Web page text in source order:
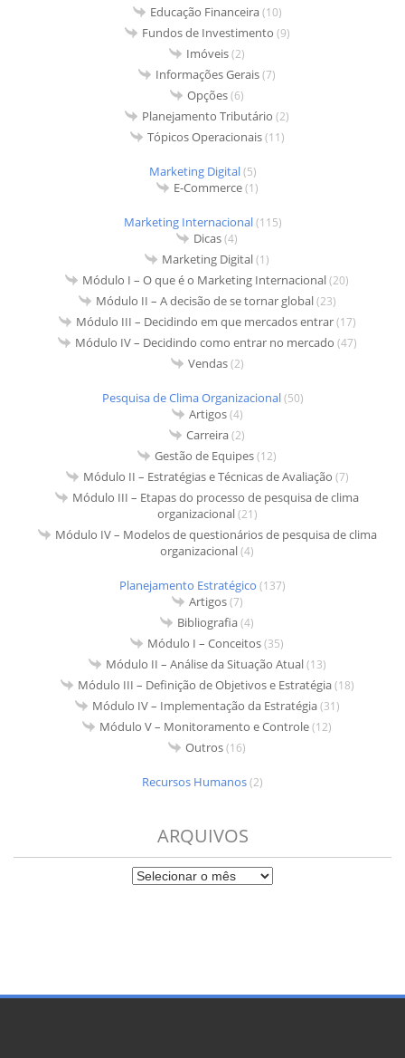
Educação Financeira(10)
Fundos de Investimento (9)
Imóveis(2)
Informações Gerais(7)
Opções(6)
Planejamento Tributário (2)
Tópicos Operacionais(11)
Marketing Digital(5)
E-Commerce(1)
Marketing Internacional(115)
Dicas(4)
Marketing Digital(1)
Módulo I – O que é o Marketing Internacional(20)
Módulo II – A decisão de se tornar global(23)
Módulo III – Decidindo em que mercados entrar(17)
Módulo IV – Decidindo como entrar no mercado (47)
Vendas(2)
Pesquisa de Clima Organizacional(50)
Artigos(4)
Carreira(2)
Gestão de Equipes(12)
Módulo II – Estratégias e Técnicas de Avaliação (7)
Módulo III – Etapas do processo de pesquisa de clima
organizacional(21)
Módulo IV – Modelos de questionários de pesquisa de clima
organizacional(4)
Planejamento Estratégico (137)
Artigos(7)
Bibliografia(4)
Módulo I – Conceitos(35)
Módulo II – Análise da Situação Atual(13)
Módulo III – Definição de Objetivos e Estratégia(18)
Módulo IV – Implementação da Estratégia(31)
Módulo V – Monitoramento e Controle(12)
Outros(16)
Recursos Humanos(2)
ARQUIVOS